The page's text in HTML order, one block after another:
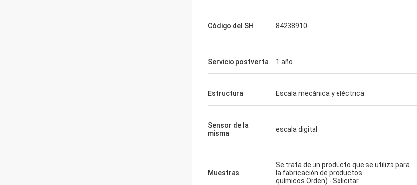
Código del SH 84238910
Servicio postventa 1 año
Estructura Escala mecánica y eléctrica
Sensor de la
misma
escala digital
Muestras
Se trata de un producto que se utiliza para
la fabricación de productos
químicos.Orden) ∙ Solicitar